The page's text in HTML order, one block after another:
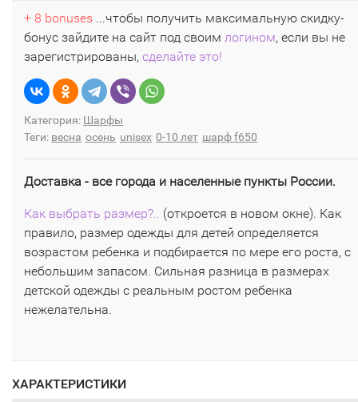
+ 8 bonuses ...чтобы получить максимальную скидку-
бонус зайдите на сайт под своим логином, если вы не
зарегистрированы, сделайте это!
Категория: Шарфы
Теги: весна осень unisex 0-10 лет шарф f650
Доставка - все города и населенные пункты России.
Как выбрать размер?.. (откроется в новом окне). Как
правило, размер одежды для детей определяется
возрастом ребенка и подбирается по мере его роста, с
небольшим запасом. Сильная разница в размерах
детской одежды с реальным ростом ребенка
нежелательна.
ХАРАКТЕРИСТИКИ